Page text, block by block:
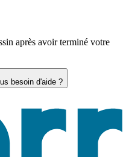
après avoir terminé votre
besoin d'aide ?